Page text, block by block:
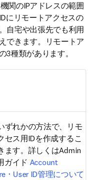
関のIPアドレスの範囲
にリモートアクセスの
自宅や出張先でも利用
できます。リモートア
3種類があります。
ずれかの方法で、リモ
セス用IDを作成するこ
ます。詳しくはAdmin
ガイド Account
･ User ID管理について